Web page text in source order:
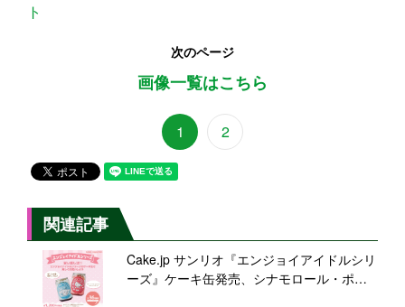
ト
次のページ
画像一覧はこちら
1 2
関連記事
Cake.jp サンリオ『エンジョイアイドルシリ
ーズ』ケーキ缶発売、シナモロール・ポム